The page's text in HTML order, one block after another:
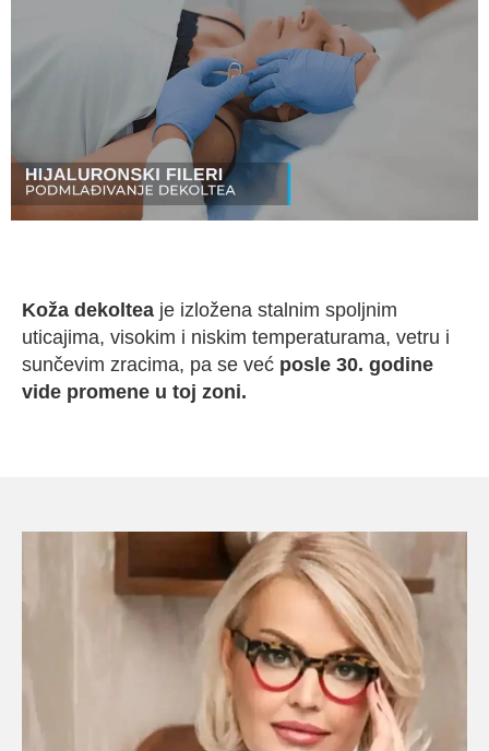
Koža dekoltea je izložena stalnim spoljnim
uticajima, visokim i niskim temperaturama, vetru i
sunčevim zracima, pa se već posle 30. godine
vide promene u toj zoni.